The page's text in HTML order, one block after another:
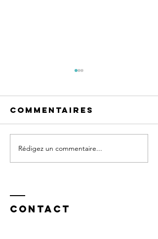
Le 10 Mai 2026
Commentaires
Rédigez un commentaire...
Contact